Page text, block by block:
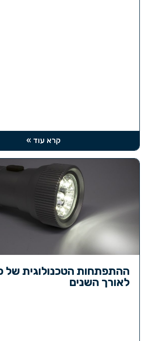
קרא עוד »
ההתפתחות הטכנולוגית של
לאורך השנים